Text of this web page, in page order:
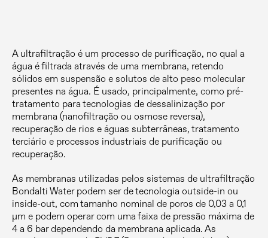
A ultrafiltração é um processo de purificação, no qual a
água é filtrada através de uma membrana, retendo
sólidos em suspensão e solutos de alto peso molecular
presentes na água. É usado, principalmente, como pré-
tratamento para tecnologias de dessalinização por
membrana (nanofiltração ou osmose reversa),
recuperação de rios e águas subterrâneas, tratamento
terciário e processos industriais de purificação ou
recuperação.
As membranas utilizadas pelos sistemas de ultrafiltração
Bondalti Water podem ser de tecnologia outside-in ou
inside-out, com tamanho nominal de poros de 0,03 a 0,1
µm e podem operar com uma faixa de pressão máxima de
4 a 6 bar dependendo da membrana aplicada. As